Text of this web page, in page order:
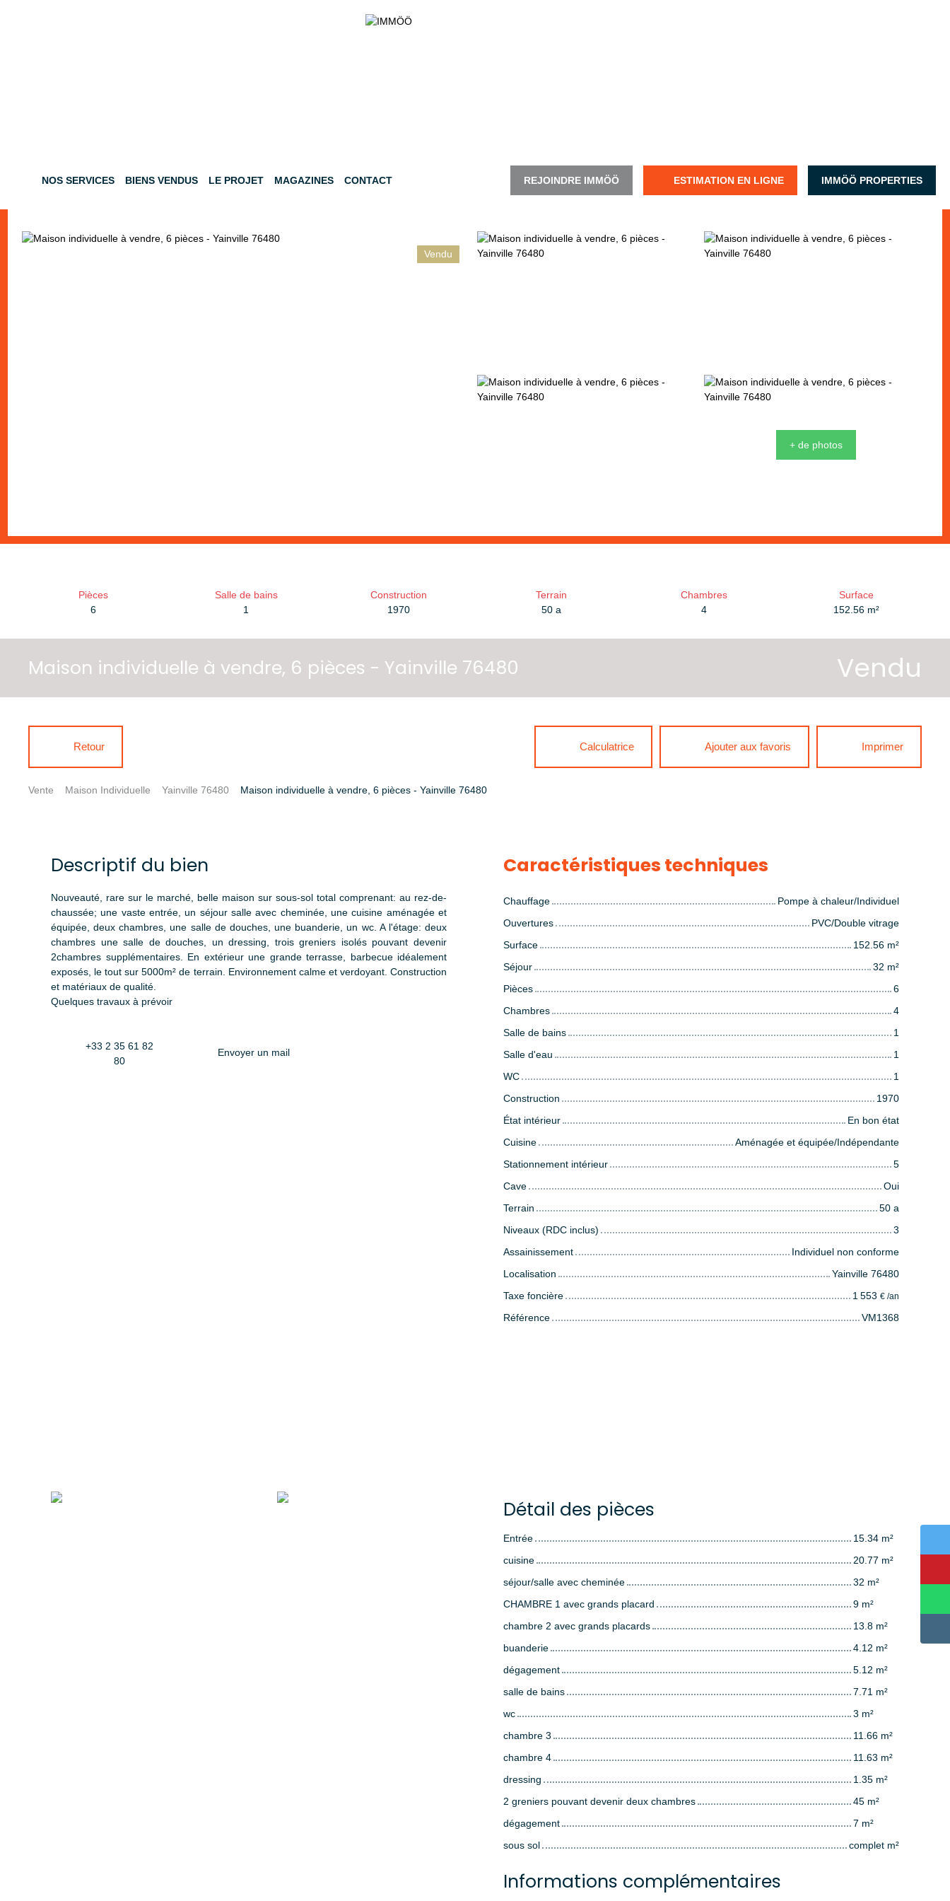
NOS SERVICES BIENS VENDUS LE PROJET MAGAZINES CONTACT REJOINDRE IMMÖÖ ESTIMATION EN LIGNE IMMÖÖ PROPERTIES
Vendu
+ de photos
Pièces
6
Salle de bains
1
Construction
1970
Terrain
50 a
Chambres
4
Surface
152.56 m²
Maison individuelle à vendre, 6 pièces - Yainville 76480 Vendu
Retour Calculatrice Ajouter aux favoris Imprimer
Vente Maison Individuelle Yainville 76480 Maison individuelle à vendre, 6 pièces - Yainville 76480
Descriptif du bien
Nouveauté, rare sur le marché, belle maison sur sous-sol total comprenant: au rez-de-
chaussée; une vaste entrée, un séjour salle avec cheminée, une cuisine aménagée et
équipée, deux chambres, une salle de douches, une buanderie, un wc. A l'étage: deux
chambres une salle de douches, un dressing, trois greniers isolés pouvant devenir
2chambres supplémentaires. En extérieur une grande terrasse, barbecue idéalement
exposés, le tout sur 5000m² de terrain. Environnement calme et verdoyant. Construction
et matériaux de qualité.
Quelques travaux à prévoir
+33 2 35 61 82
80
Envoyer un mail
Caractéristiques techniques
Chauffage
Pompe à chaleur/Individuel
Ouvertures
PVC/Double vitrage
Surface
152.56 m²
Séjour
32 m²
Pièces
6
Chambres
4
Salle de bains
1
Salle d'eau
1
WC
1
Construction
1970
État intérieur
En bon état
Cuisine
Aménagée et équipée/Indépendante
Stationnement intérieur
5
Cave
Oui
Terrain
50 a
Niveaux (RDC inclus)
3
Assainissement
Individuel non conforme
Localisation
Yainville 76480
Taxe foncière
1 553 € /an
Référence VM1368
Détail des pièces
Entrée
15.34 m²
cuisine
20.77 m²
séjour/salle avec cheminée
32 m²
CHAMBRE 1 avec grands placard
9 m²
chambre 2 avec grands placards
13.8 m²
buanderie
4.12 m²
dégagement
5.12 m²
salle de bains
7.71 m²
wc
3 m²
chambre 3
11.66 m²
chambre 4
11.63 m²
dressing
1.35 m²
2 greniers pouvant devenir deux chambres
45 m²
dégagement
7 m²
sous sol
complet m²
Informations complémentaires